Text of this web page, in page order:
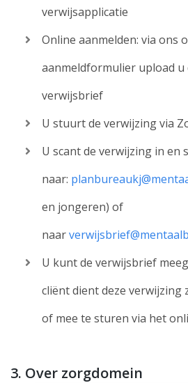
verwijsapplicatie
Online aanmelden: via ons
aanmeldformulier upload u
verwijsbrief
U stuurt de verwijzing via
U scant de verwijzing in en
naar:
en jongeren) of
naar
U kunt de verwijsbrief
cliënt dient deze verwijzing
of mee te sturen via het
3. Over zorgdomein